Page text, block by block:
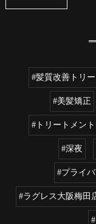
#髪質改善トリ
#美髪矯正
#トリートメン
#深夜
#プライ
#ラグレス大阪梅田